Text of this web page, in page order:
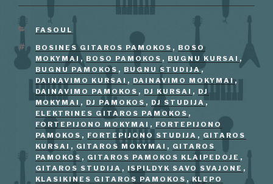
KATEGORIJOS
FASOUL
ŽYMOS
BOSINES GITAROS PAMOKOS , BOSO
MOKYMAI , BOSO PAMOKOS , BUGNU KURSAI ,
BUGNU PAMOKOS , BUGNU STUDIJA,
DAINAVIMO KURSAI , DAINAVIMO MOKYMAI,
DAINAVIMO PAMOKOS , DJ KURSAI , DJ
MOKYMAI , DJ PAMOKOS , DJ STUDIJA,
ELEKTRINES GITAROS PAMOKOS ,
FORTEPIJONO MOKYMAI , FORTEPIJONO
PAMOKOS , FORTEPIJONO STUDIJA , GITAROS
KURSAI , GITAROS MOKYMAI , GITAROS
PAMOKOS , GITAROS PAMOKOS KLAIPEDOJE ,
GITAROS STUDIJA , ISPILDYK SAVO SVAJONE ,
KLASIKINES GITAROS PAMOKOS , KLEPO